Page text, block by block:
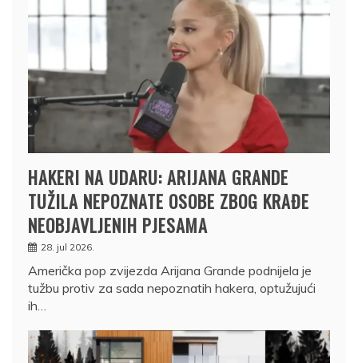
HAKERI NA UDARU: ARIJANA GRANDE
TUŽILA NEPOZNATE OSOBE ZBOG KRAĐE
NEOBJAVLJENIH PJESAMA
28. jul 2026.
Američka pop zvijezda Arijana Grande podnijela je
tužbu protiv za sada nepoznatih hakera, optužujući
ih…